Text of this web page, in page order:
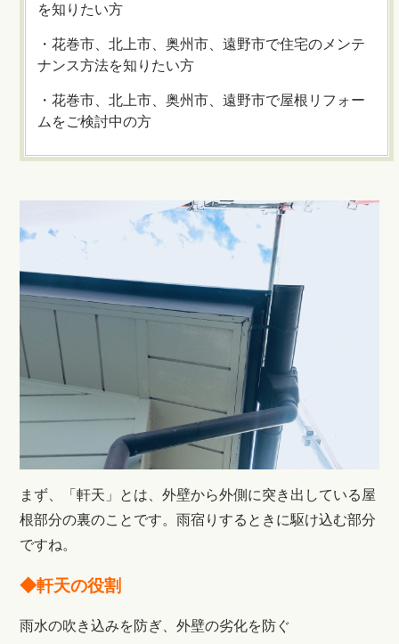
を知りたい方
・花巻市、北上市、奥州市、遠野市で住宅のメンテ
ナンス方法を知りたい方
・花巻市、北上市、奥州市、遠野市で屋根リフォー
ムをご検討中の方
まず、「軒天」とは、外壁から外側に突き出している屋
根部分の裏のことです。雨宿りするときに駆け込む部分
ですね。
◆軒天の役割
雨水の吹き込みを防ぎ、外壁の劣化を防ぐ